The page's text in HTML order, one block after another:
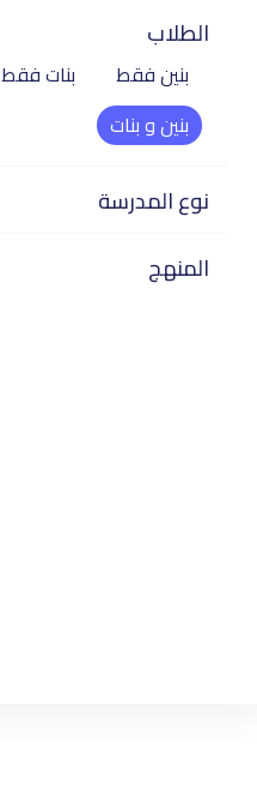
الطلاب
بنين فقط
بنات فقط
بنين و بنات
نوع المدرسة
المنهج